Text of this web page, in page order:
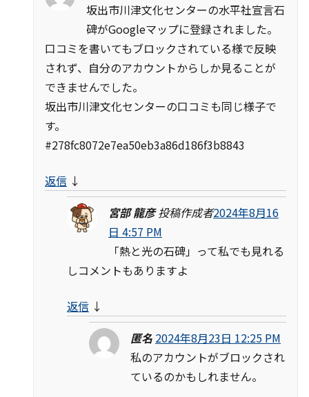
坂出市川津文化センターの水平社宣言石
碑がGoogleマップに登録されました。
口コミを書いてもブロックされている様で反映
されず、自分のアカウントからしか見ることが
できませんでした。
坂出市川津文化センターの口コミも同じ様子で
す。
#278fc8072e7ea50eb3a86d186f3b8843
返信 ↓
宮部 龍彦 投稿作成者2024年8月16
日 4:57 PM
「熱と光の石碑」って私でも見れる
しコメントもありますよ
返信 ↓
匿名 2024年8月23日 12:25 PM
私のアカウントがブロックされ
ているのかもしれません。